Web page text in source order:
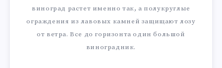
виноград растет именно так, а полукруглые
ограждения из лавовых камней защищают лозу
от ветра. Все до горизонта один большой
виноградник.